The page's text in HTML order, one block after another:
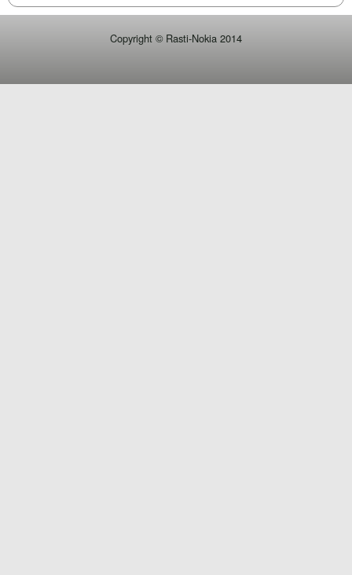
Copyright © Rasti-Nokia 2014